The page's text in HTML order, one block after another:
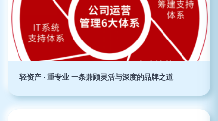
轻资产 · 重专业 一条兼顾灵活与深度的品牌之道